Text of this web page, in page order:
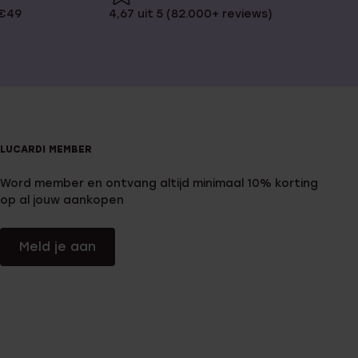
4,67 uit 5 (82.000+ reviews)
LUCARDI MEMBER
Word member en ontvang altijd minimaal 10% korting
op al jouw aankopen
Meld je aan